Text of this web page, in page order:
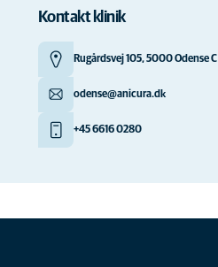
Kontakt klinik
Rugårdsvej 105, 5000 Odense C
odense@anicura.dk
+45 6616 0280